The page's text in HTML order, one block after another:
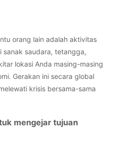
orang lain adalah aktivitas
sanak saudara, tetangga,
lokasi Anda masing-masing
Gerakan ini secara global
krisis bersama-sama
mengejar tujuan